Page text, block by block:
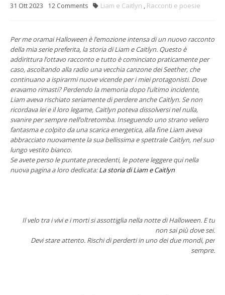
31 Ott2023 12 Comments Liam e Caitlyn , Racconti e poesie
Per me oramai Halloween è l’emozione intensa di un nuovo racconto
della mia serie preferita, la storia di Liam e Caitlyn. Questo è
addirittura l’ottavo racconto e tutto è cominciato praticamente per
caso, ascoltando alla radio una vecchia canzone dei Seether, che
continuano a ispirarmi nuove vicende per i miei protagonisti. Dove
eravamo rimasti? Perdendo la memoria dopo l’ultimo incidente,
Liam aveva rischiato seriamente di perdere anche Caitlyn. Se non
ricordava lei e il loro legame, Caitlyn poteva dissolversi nel nulla,
svanire per sempre nell’oltretomba. Inseguendo uno strano veliero
fantasma e colpito da una scarica energetica, alla fine Liam aveva
abbracciato nuovamente la sua bellissima e spettrale Caitlyn, nel suo
lungo vestito bianco.
Se avete perso le puntate precedenti, le potere leggere qui nella
nuova pagina a loro dedicata:La storia di Liam e Caitlyn
Il velo tra i vivi e i morti si assottiglia nella notte di Halloween. E tu
non sai più dove sei.
Devi stare attento. Rischi di perderti in uno dei due mondi, per
sempre.